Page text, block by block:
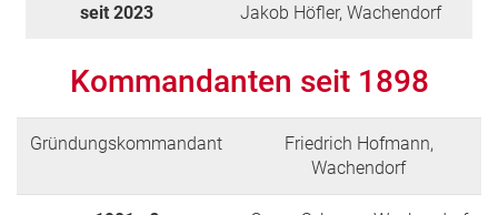
seit 2023 Jakob Höfler, Wachendorf
Kommandanten seit 1898
Gründungskommandant
Friedrich Hofmann,
Wachendorf